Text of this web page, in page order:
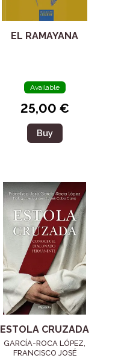
EL RAMAYANA
Available
25,00 €
Buy
ESTOLA CRUZADA
GARCÍA-ROCA LÓPEZ,
FRANCISCO JOSÉ